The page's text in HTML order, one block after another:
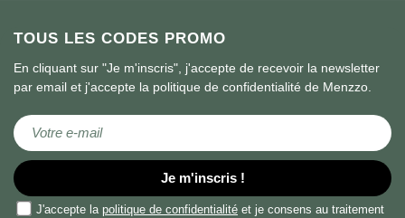
TOUS LES CODES PROMO
En cliquant sur "Je m'inscris", j'accepte de recevoir la newsletter
par email et j'accepte la politique de confidentialité de Menzzo.
Inscription à notre lettre d’information :
Je m'inscris !
J'accepte la politique de confidentialité et je consens au traitement